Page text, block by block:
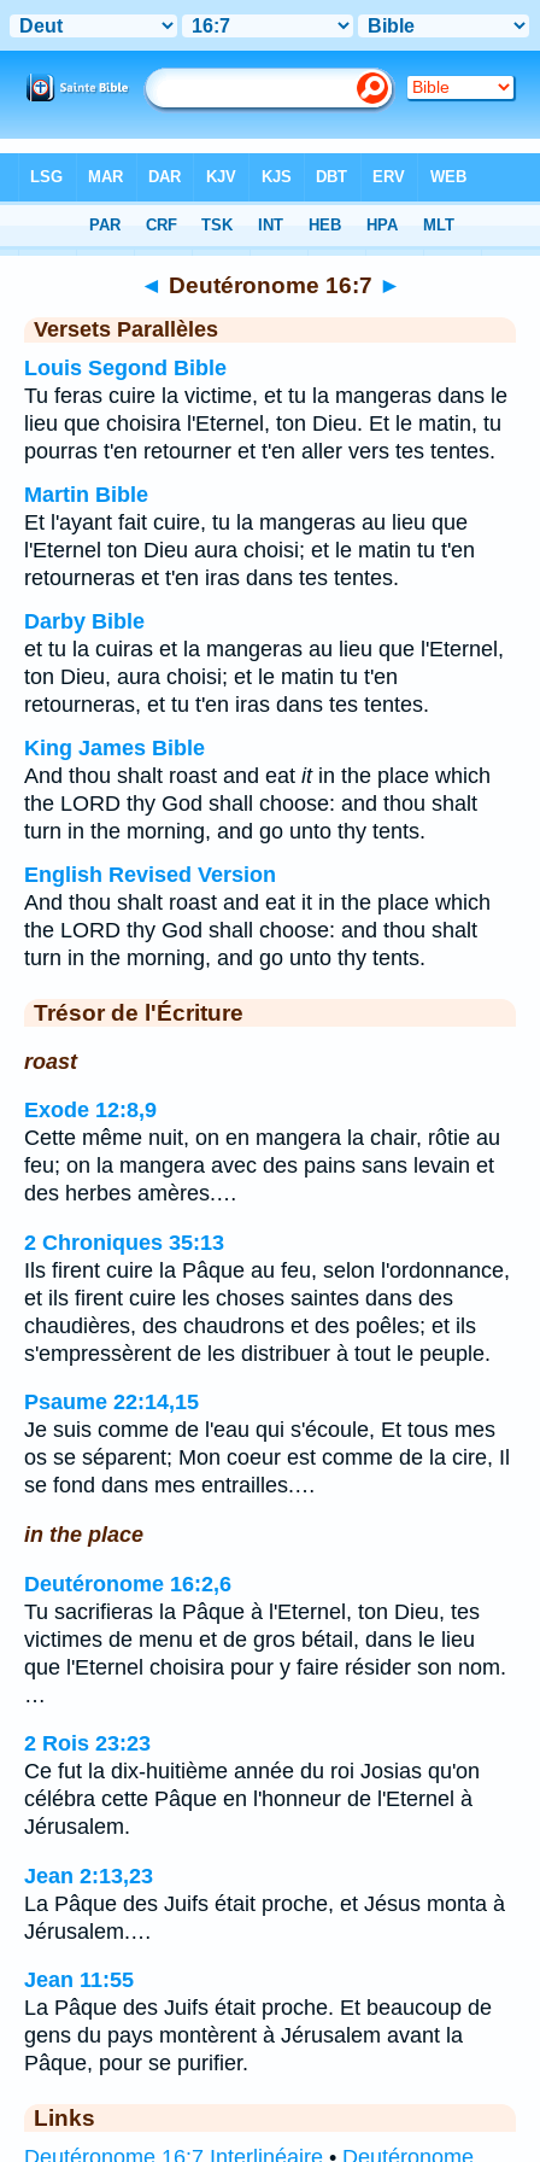
>Chapitre 16 > Verset 7
◄ Deutéronome 16:7 ►
Versets Parallèles
Louis Segond Bible
Tu feras cuire la victime, et tu la mangeras dans le
lieu que choisira l'Eternel, ton Dieu. Et le matin, tu
pourras t'en retourner et t'en aller vers tes tentes.
Martin Bible
Et l'ayant fait cuire, tu la mangeras au lieu que
l'Eternel ton Dieu aura choisi; et le matin tu t'en
retourneras et t'en iras dans tes tentes.
Darby Bible
et tu la cuiras et la mangeras au lieu que l'Eternel,
ton Dieu, aura choisi; et le matin tu t'en
retourneras, et tu t'en iras dans tes tentes.
King James Bible
And thou shalt roast and eat itin the place which
the LORD thy God shall choose: and thou shalt
turn in the morning, and go unto thy tents.
English Revised Version
And thou shalt roast and eat it in the place which
the LORD thy God shall choose: and thou shalt
turn in the morning, and go unto thy tents.
Trésor de l'Écriture
roast
Exode 12:8,9
Cette même nuit, on en mangera la chair, rôtie au
feu; on la mangera avec des pains sans levain et
des herbes amères.…
2 Chroniques 35:13
Ils firent cuire la Pâque au feu, selon l'ordonnance,
et ils firent cuire les choses saintes dans des
chaudières, des chaudrons et des poêles; et ils
s'empressèrent de les distribuer à tout le peuple.
Psaume 22:14,15
Je suis comme de l'eau qui s'écoule, Et tous mes
os se séparent; Mon coeur est comme de la cire, Il
se fond dans mes entrailles.…
in the place
Deutéronome 16:2,6
Tu sacrifieras la Pâque à l'Eternel, ton Dieu, tes
victimes de menu et de gros bétail, dans le lieu
que l'Eternel choisira pour y faire résider son nom.
…
2 Rois 23:23
Ce fut la dix-huitième année du roi Josias qu'on
célébra cette Pâque en l'honneur de l'Eternel à
Jérusalem.
Jean 2:13,23
La Pâque des Juifs était proche, et Jésus monta à
Jérusalem.…
Jean 11:55
La Pâque des Juifs était proche. Et beaucoup de
gens du pays montèrent à Jérusalem avant la
Pâque, pour se purifier.
Links